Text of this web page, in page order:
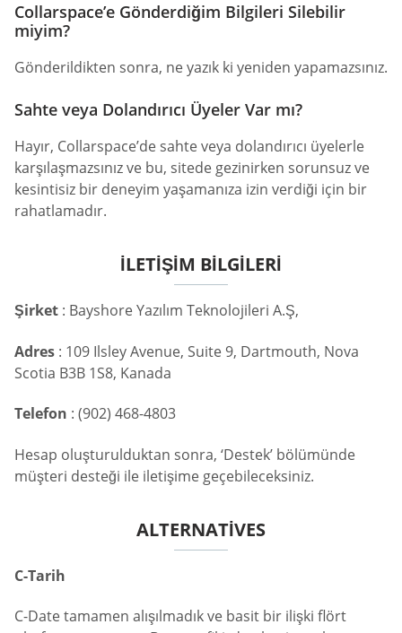
Collarspace’e Gönderdiğim Bilgileri Silebilir
miyim?
Gönderildikten sonra, ne yazık ki yeniden yapamazsınız.
Sahte veya Dolandırıcı Üyeler Var mı?
Hayır, Collarspace’de sahte veya dolandırıcı üyelerle
karşılaşmazsınız ve bu, sitede gezinirken sorunsuz ve
kesintisiz bir deneyim yaşamanıza izin verdiği için bir
rahatlamadır.
İLETIŞIM BILGILERI
Şirket : Bayshore Yazılım Teknolojileri A.Ş,
Adres : 109 Ilsley Avenue, Suite 9, Dartmouth, Nova
Scotia B3B 1S8, Kanada
Telefon : (902) 468-4803
Hesap oluşturulduktan sonra, ‘Destek’ bölümünde
müşteri desteği ile iletişime geçebileceksiniz.
ALTERNATIVES
C-Tarih
C-Date tamamen alışılmadık ve basit bir ilişki flört